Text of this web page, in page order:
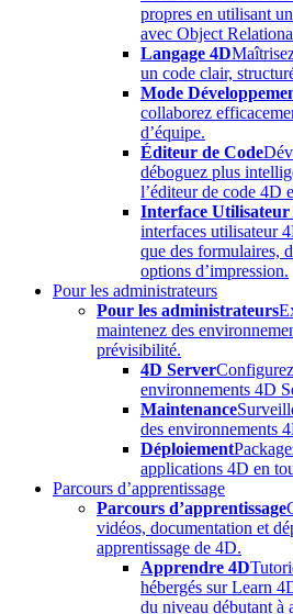
propres en utilisant
avec Object
Langage 4D
un code clair,
Mode
collaborez
d’équipe.
Éditeur de Code
déboguez plus
l’éditeur de code 4D
Interface
interfaces utilisateur
que des formulaires,
options d’impression.
Pour les administrateurs
Pour les administrateurs
maintenez des
prévisibilité.
4D Server
environnements 4D
Maintenance
des environnements
Déploiement
applications 4D en
Parcours d’apprentissage
Parcours d’apprentissage
vidéos, documentation et
apprentissage de 4D.
Apprendre 4D
hébergés sur Learn
du niveau débutant à